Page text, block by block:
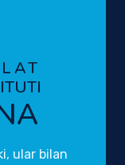
ular bilan